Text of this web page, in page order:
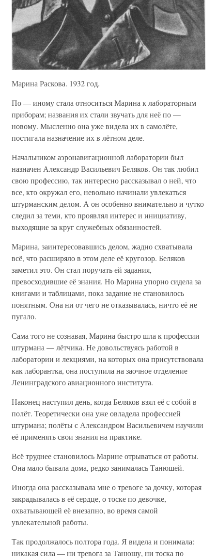
Марина Раскова. 1932 год.
По — иному стала относиться Марина к лабораторным
приборам; названия их стали звучать для неё по —
новому. Мысленно она уже видела их в самолёте,
постигала назначение их в лётном деле.
Начальником аэронавигационной лаборатории был
назначен Александр Васильевич Беляков. Он так любил
свою профессию, так интересно рассказывал о ней, что
все, кто окружал его, невольно начинали увлекаться
штурманским делом. А он особенно внимательно и чутко
следил за теми, кто проявлял интерес и инициативу,
выходящие за круг служебных обязанностей.
Марина, заинтересовавшись делом, жадно схватывала
всё, что расширяло в этом деле её кругозор. Беляков
заметил это. Он стал поручать ей задания,
превосходившие её знания. Но Марина упорно сидела за
книгами и таблицами, пока задание не становилось
понятным. Она ни от чего не отказывалась, ничто её не
пугало.
Сама того не сознавая, Марина быстро шла к профессии
штурмана — лётчика. Не довольствуясь работой в
лаборатории и лекциями, на которых она присутствовала
как лаборантка, она поступила на заочное отделение
Ленинградского авиационного института.
Наконец наступил день, когда Беляков взял её с собой в
полёт. Теоретически она уже овладела профессией
штурмана; полёты с Александром Васильевичем научили
её применять свои знания на практике.
Всё труднее становилось Марине отрываться от работы.
Она мало бывала дома, редко занималась Танюшей.
Иногда она рассказывала мне о тревоге за дочку, которая
закрадывалась в её сердце, о тоске по девочке,
охватывающей её внезапно, во время самой
увлекательной работы.
Так продолжалось полтора года. Я видела и понимала:
никакая сила — ни тревога за Танюшу, ни тоска по